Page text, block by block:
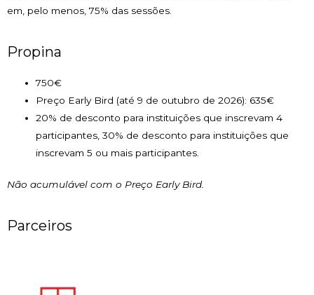
em, pelo menos, 75% das sessões.
Propina
750€
Preço Early Bird (até 9 de outubro de 2026): 635€
20% de desconto para instituições que inscrevam 4
participantes, 30% de desconto para instituições que
inscrevam 5 ou mais participantes.
Não acumulável com o Preço Early Bird.
Parceiros